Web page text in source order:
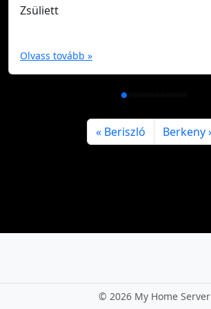
Zsüliett
Olvass tovább »
Beriszló Berkeny
© 2026 My Home Server